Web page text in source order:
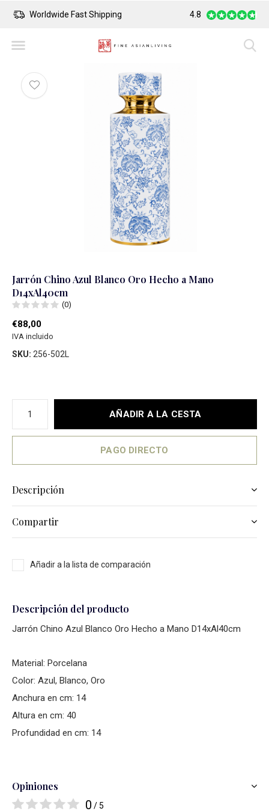
Worldwide Fast Shipping Safe Payment
4.8
Jarrón Chino Azul Blanco Oro Hecho a Mano
D14xAl40cm
(0)
€88,00
IVA incluido
SKU: 256-502L
AÑADIR A LA CESTA
PAGO DIRECTO
Descripción
Compartir
Añadir a la lista de comparación
Descripción del producto
Jarrón Chino Azul Blanco Oro Hecho a Mano D14xAl40cm
Material: Porcelana
Color: Azul, Blanco, Oro
Anchura en cm: 14
Altura en cm: 40
Profundidad en cm: 14
Opiniones
0 / 5